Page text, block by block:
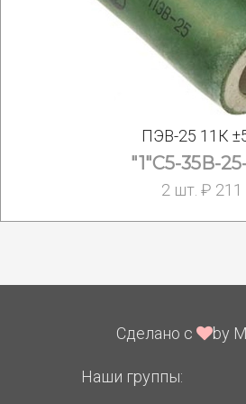
ПЭВ-25 11К
"1"C5-35В-
2 шт. ₽ 211
Сделано с by
Наши группы: